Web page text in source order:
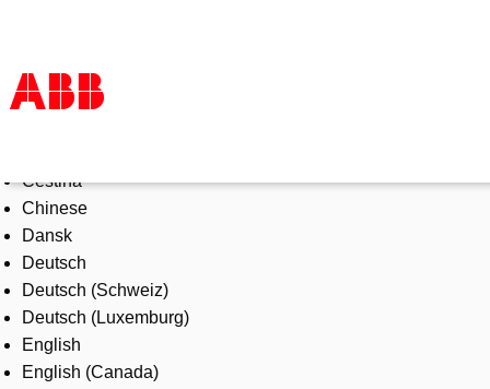
Products & Solutions
Industries
Services
About us
Where to buy
Contact us
Careers
Čeština
Chinese
Dansk
Deutsch
Deutsch (Schweiz)
Deutsch (Luxemburg)
English
English (Canada)